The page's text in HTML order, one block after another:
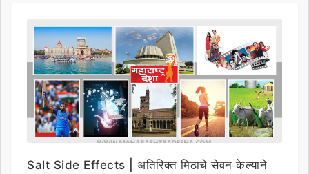
Salt Side Effects | अतिरिक्त मिठाचे सेवन केल्याने